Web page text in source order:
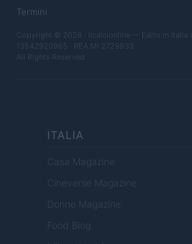
Termini
Copyright © 2026 · Ilcalcionline — Edito in Italia
13542920965 · REA MI 2729933
All Rights Reserved
ITALIA
Casa Magazine
Cineverse Magazine
Donne Magazine
Food Blog